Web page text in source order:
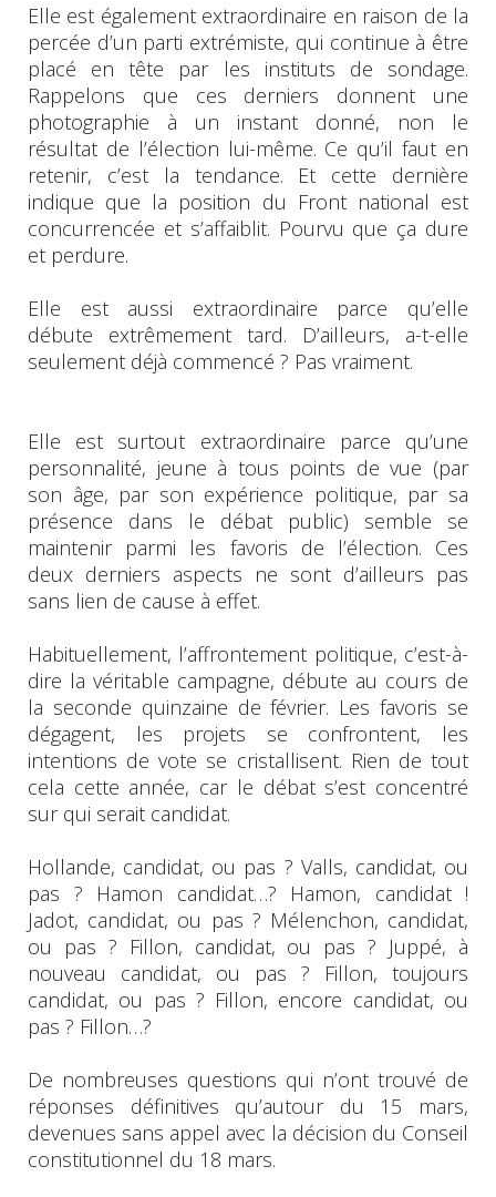
Elle est également extraordinaire en raison de la
percée d’un parti extrémiste, qui continue à être
placé en tête par les instituts de sondage.
Rappelons que ces derniers donnent une
photographie à un instant donné, non le
résultat de l’élection lui-même. Ce qu’il faut en
retenir, c’est la tendance. Et cette dernière
indique que la position du Front national est
concurrencée et s’affaiblit. Pourvu que ça dure
et perdure.
Elle est aussi extraordinaire parce qu’elle
débute extrêmement tard. D’ailleurs, a-t-elle
seulement déjà commencé ? Pas vraiment.
Elle est surtout extraordinaire parce qu’une
personnalité, jeune à tous points de vue (par
son âge, par son expérience politique, par sa
présence dans le débat public) semble se
maintenir parmi les favoris de l’élection. Ces
deux derniers aspects ne sont d’ailleurs pas
sans lien de cause à effet.
Habituellement, l’affrontement politique, c’est-à-
dire la véritable campagne, débute au cours de
la seconde quinzaine de février. Les favoris se
dégagent, les projets se confrontent, les
intentions de vote se cristallisent. Rien de tout
cela cette année, car le débat s’est concentré
sur qui serait candidat.
Hollande, candidat, ou pas ? Valls, candidat, ou
pas ? Hamon candidat…? Hamon, candidat !
Jadot, candidat, ou pas ? Mélenchon, candidat,
ou pas ? Fillon, candidat, ou pas ? Juppé, à
nouveau candidat, ou pas ? Fillon, toujours
candidat, ou pas ? Fillon, encore candidat, ou
pas ? Fillon…?
De nombreuses questions qui n’ont trouvé de
réponses définitives qu’autour du 15 mars,
devenues sans appel avec la décision du Conseil
constitutionnel du 18 mars.